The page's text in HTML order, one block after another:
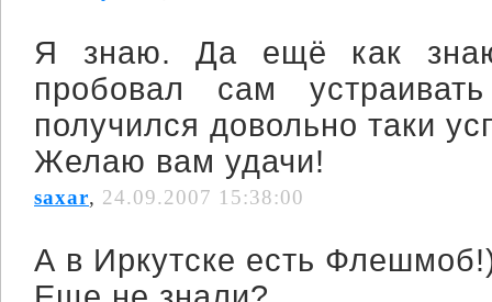
Я знаю. Да ещё как
пробовал сам
получился довольно таки
Желаю вам удачи!
saxar, 24.09.2007 15:38:00
А в Иркутске есть